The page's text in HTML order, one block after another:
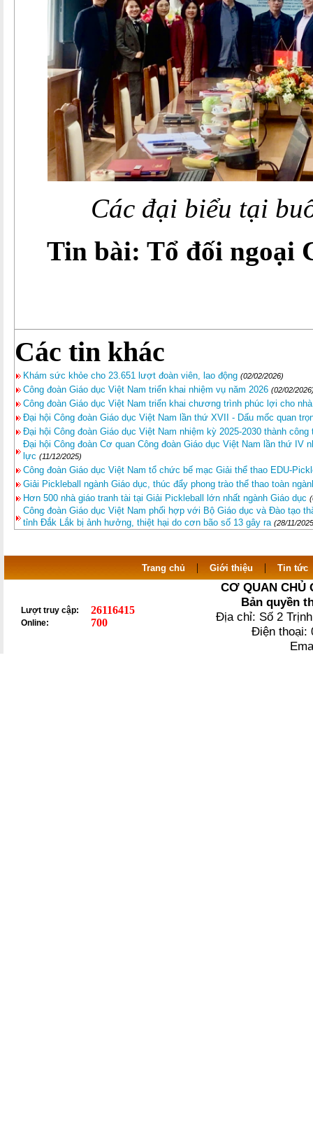
Các đại biểu tại
Tin bài: Tổ đối ngoại
Các tin khác
Khám sức khỏe cho 23.651 lượt đoàn viên, lao động (02/02/2026)
Công đoàn Giáo dục Việt Nam triển khai nhiệm vụ năm 2026 (02/02/
Công đoàn Giáo dục Việt Nam triển khai chương trình phúc lợi cho
Đại hội Công đoàn Giáo dục Việt Nam lần thứ XVII - Dấu mốc quan
Đại hội Công đoàn Giáo dục Việt Nam nhiệm kỳ 2025-2030 thành công
Đại hội Công đoàn Cơ quan Công đoàn Giáo dục Việt Nam lần thứ IV
lực (11/12/2025)
Công đoàn Giáo dục Việt Nam tổ chức bế mạc Giải thể thao EDU-
Giải Pickleball ngành Giáo dục, thúc đẩy phong trào thể thao toàn
Hơn 500 nhà giáo tranh tài tại Giải Pickleball lớn nhất ngành Giáo dục
Công đoàn Giáo dục Việt Nam phối hợp với Bộ Giáo dục và Đào tạo
tỉnh Đắk Lắk bị ảnh hưởng, thiệt hại do cơn bão số 13 gây ra (28/11/
Trang chủ | Giới thiệu | Tin tức
Lượt truy cập: 26116415
Online: 700
CƠ QUAN CHỦ
Bản quyền
Địa chỉ: Số 2
Điện